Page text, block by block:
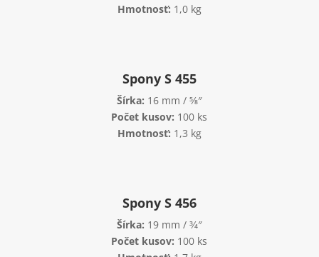
Hmotnosť: 1,0 kg
Spony S 455
Šírka: 16 mm / 5⁄8″
Počet kusov: 100 ks
Hmotnosť: 1,3 kg
Spony S 456
Šírka: 19 mm / 3⁄4″
Počet kusov: 100 ks